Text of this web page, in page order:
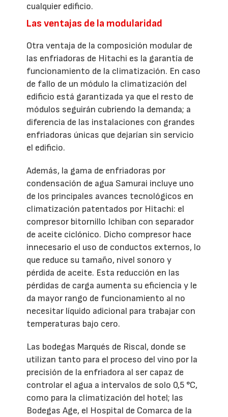
cualquier edificio.
Las ventajas de la modularidad
Otra ventaja de la composición modular de
las enfriadoras de Hitachi es la garantía de
funcionamiento de la climatización. En caso
de fallo de un módulo la climatización del
edificio está garantizada ya que el resto de
módulos seguirán cubriendo la demanda; a
diferencia de las instalaciones con grandes
enfriadoras únicas que dejarían sin servicio
el edificio.
Además, la gama de enfriadoras por
condensación de agua Samurai incluye uno
de los principales avances tecnológicos en
climatización patentados por Hitachi: el
compresor bitornillo Ichiban con separador
de aceite ciclónico. Dicho compresor hace
innecesario el uso de conductos externos, lo
que reduce su tamaño, nivel sonoro y
pérdida de aceite. Esta reducción en las
pérdidas de carga aumenta su eficiencia y le
da mayor rango de funcionamiento al no
necesitar líquido adicional para trabajar con
temperaturas bajo cero.
Las bodegas Marqués de Riscal, donde se
utilizan tanto para el proceso del vino por la
precisión de la enfriadora al ser capaz de
controlar el agua a intervalos de solo 0,5 °C,
como para la climatización del hotel; las
Bodegas Age, el Hospital de Comarca de la